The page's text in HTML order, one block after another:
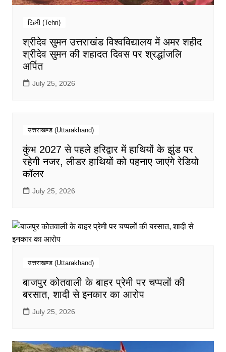
टिहरी (Tehri)
श्रीदेव सुमन उत्तराखंड विश्वविद्यालय में अमर शहीद
श्रीदेव सुमन की शहादत दिवस पर श्रद्धांजलि
अर्पित
July 25, 2026
उत्तराखण्ड (Uttarakhand)
कुंभ 2027 से पहले हरिद्वार में हाथियों के झुंड पर
रहेगी नजर, लीडर हाथियों को पहनाए जाएंगे रेडियो
कॉलर
July 25, 2026
उत्तराखण्ड (Uttarakhand)
बाजपुर कोतवाली के बाहर प्रेमी पर चप्पलों की
बरसात, शादी से इनकार का आरोप
July 25, 2026